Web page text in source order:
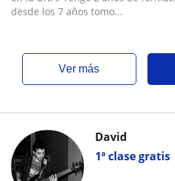
desde los 7 años tomo...
ver más
1ª clase gratis
David